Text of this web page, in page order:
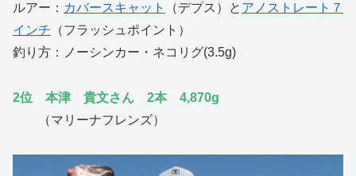
ルアー： カバースキャット （デプス）と アノストレート７
インチ （フラッシュポイント）
釣り方：ノーシンカー・ネコリグ(3.5g)
2位 本津 貴文さん 2本 4,870g
（マリーナフレンズ）